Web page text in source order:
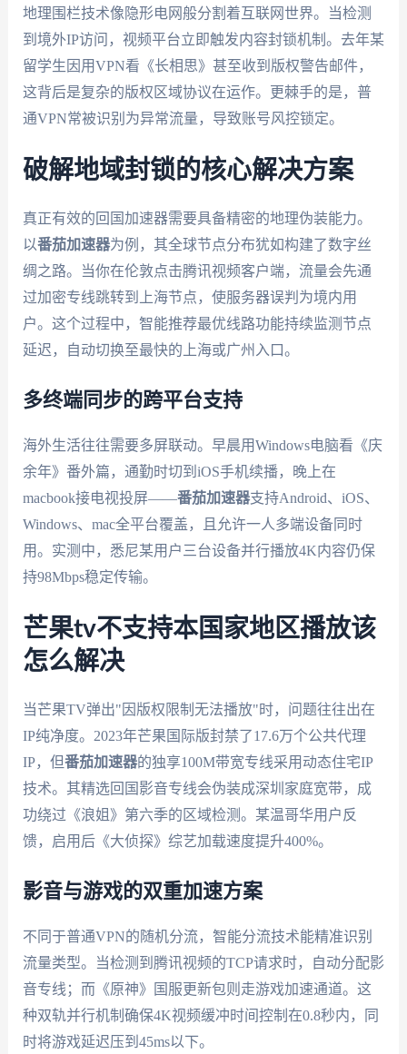
地理围栏技术像隐形电网般分割着互联网世界。当检测
到境外IP访问，视频平台立即触发内容封锁机制。去年某
留学生因用VPN看《长相思》甚至收到版权警告邮件，
这背后是复杂的版权区域协议在运作。更棘手的是，普
通VPN常被识别为异常流量，导致账号风控锁定。
破解地域封锁的核心解决方案
真正有效的回国加速器需要具备精密的地理伪装能力。
以番茄加速器为例，其全球节点分布犹如构建了数字丝
绸之路。当你在伦敦点击腾讯视频客户端，流量会先通
过加密专线跳转到上海节点，使服务器误判为境内用
户。这个过程中，智能推荐最优线路功能持续监测节点
延迟，自动切换至最快的上海或广州入口。
多终端同步的跨平台支持
海外生活往往需要多屏联动。早晨用Windows电脑看《庆
余年》番外篇，通勤时切到iOS手机续播，晚上在
macbook接电视投屏——番茄加速器支持Android、iOS、
Windows、mac全平台覆盖，且允许一人多端设备同时
用。实测中，悉尼某用户三台设备并行播放4K内容仍保
持98Mbps稳定传输。
芒果tv不支持本国家地区播放该
怎么解决
当芒果TV弹出"因版权限制无法播放"时，问题往往出在
IP纯净度。2023年芒果国际版封禁了17.6万个公共代理
IP，但番茄加速器的独享100M带宽专线采用动态住宅IP
技术。其精选回国影音专线会伪装成深圳家庭宽带，成
功绕过《浪姐》第六季的区域检测。某温哥华用户反
馈，启用后《大侦探》综艺加载速度提升400%。
影音与游戏的双重加速方案
不同于普通VPN的随机分流，智能分流技术能精准识别
流量类型。当检测到腾讯视频的TCP请求时，自动分配影
音专线；而《原神》国服更新包则走游戏加速通道。这
种双轨并行机制确保4K视频缓冲时间控制在0.8秒内，同
时将游戏延迟压到45ms以下。